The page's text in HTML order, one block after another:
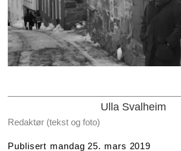
Ulla Svalheim
Redaktør (tekst og foto)
Publisert mandag 25. mars 2019